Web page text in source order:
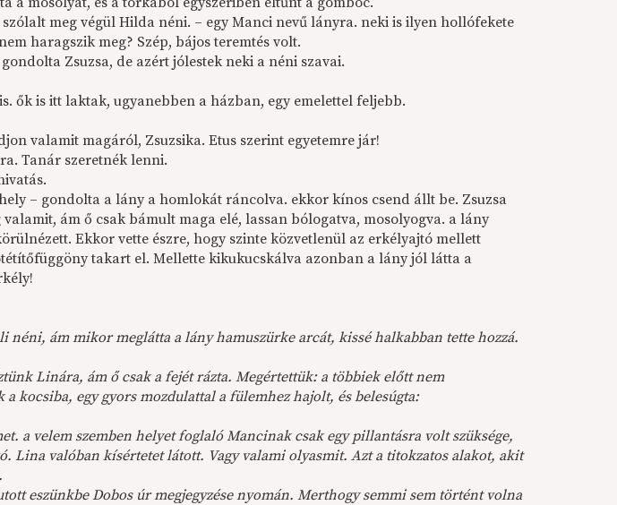
meg végül Hilda néni. – egy Manci nevű lányra. neki is ilyen hollófekete
haragszik meg? Szép, bájos teremtés volt.
Zsuzsa, de azért jólestek neki a néni szavai.
ők is itt laktak, ugyanebben a házban, egy emelettel feljebb.
valamit magáról, Zsuzsika. Etus szerint egyetemre jár!
Tanár szeretnék lenni.
– gondolta a lány a homlokát ráncolva. ekkor kínos csend állt be. Zsuzsa
ám ő csak bámult maga elé, lassan bólogatva, mosolyogva. a lány
Ekkor vette észre, hogy szinte közvetlenül az erkélyajtó mellett
takart el. Mellette kikukucskálva azonban a lány jól látta a
néni, ám mikor meglátta a lány hamuszürke arcát, kissé halkabban tette hozzá.
Linára, ám ő csak a fejét rázta. Megértettük: a többiek előtt nem
kocsiba, egy gyors mozdulattal a fülemhez hajolt, és belesúgta:
a velem szemben helyet foglaló Mancinak csak egy pillantásra volt szüksége,
Lina valóban kísértetet látott. Vagy valami olyasmit. Azt a titokzatos alakot, akit
eszünkbe Dobos úr megjegyzése nyomán. Merthogy semmi sem történt volna